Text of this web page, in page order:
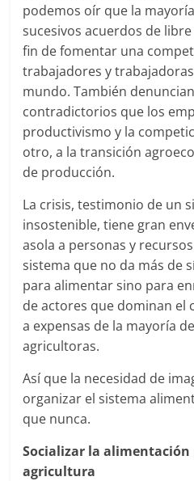
podemos oír que la
sucesivos acuerdos de
fin de fomentar una
trabajadores y
mundo. También
contradictorios que los
productivismo y la
otro, a la transición
de producción.
La crisis, testimonio de un
insostenible, tiene gran
asola a personas y
sistema que no da más de
para alimentar sino para
de actores que dominan el
a expensas de la mayoría
agricultoras.
Así que la necesidad de
organizar el sistema
que nunca.
Socializar la alimentación
agricultura